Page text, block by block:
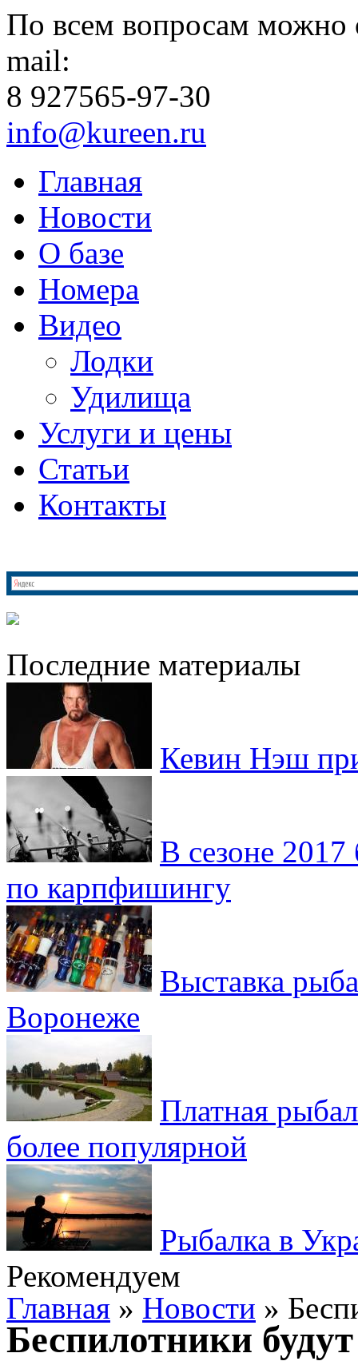
По всем вопросам можно
mail:
8 927565-97-30
info@kureen.ru
Главная
Новости
О базе
Номера
Видео
Лодки
Удилища
Услуги и цены
Статьи
Контакты
Последние материалы
Кевин Нэш
В сезоне 2017
по карпфишингу
Выставка
Воронеже
Платная
более популярной
Рыбалка в
Рекомендуем
Главная » Новости »
Беспилотники